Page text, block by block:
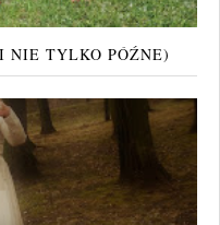
NIE TYLKO PÓŹNE)